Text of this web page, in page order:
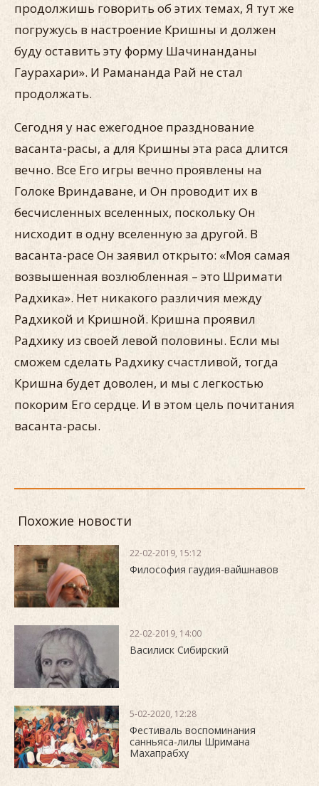
продолжишь говорить об этих темах, Я тут же
погружусь в настроение Кришны и должен
буду оставить эту форму Шачинанданы
Гаурахари». И Рамананда Рай не стал
продолжать.
Сегодня у нас ежегодное празднование
васанта-расы, а для Кришны эта раса длится
вечно. Все Его игры вечно проявлены на
Голоке Вриндаване, и Он проводит их в
бесчисленных вселенных, поскольку Он
нисходит в одну вселенную за другой. В
васанта-расе Он заявил открыто: «Моя самая
возвышенная возлюбленная – это Шримати
Радхика». Нет никакого различия между
Радхикой и Кришной. Кришна проявил
Радхику из своей левой половины. Если мы
сможем сделать Радхику счастливой, тогда
Кришна будет доволен, и мы с легкостью
покорим Его сердце. И в этом цель почитания
васанта-расы.
Похожие новости
22-02-2019, 15:12
Философия гаудия-вайшнавов
22-02-2019, 14:00
Василиск Сибирский
5-02-2020, 12:28
Фестиваль воспоминания
санньяса-лилы Шримана
Махапрабху